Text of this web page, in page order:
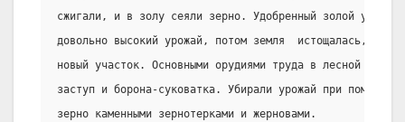
сжигали, и в золу сеяли зерно. Удобренный золой
довольно высокий урожай, потом земля  истощалась,  и
новый участок. Основными орудиями труда в лесной
заступ и борона-суковатка. Убирали урожай при помощи
зерно каменными зернотерками и жерновами.